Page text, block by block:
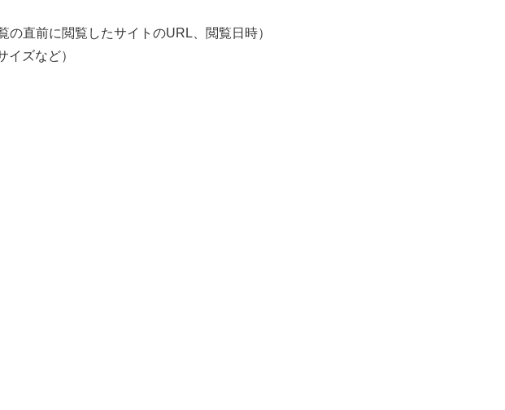
直前に閲覧したサイトのURL、閲覧日時）
イズなど）